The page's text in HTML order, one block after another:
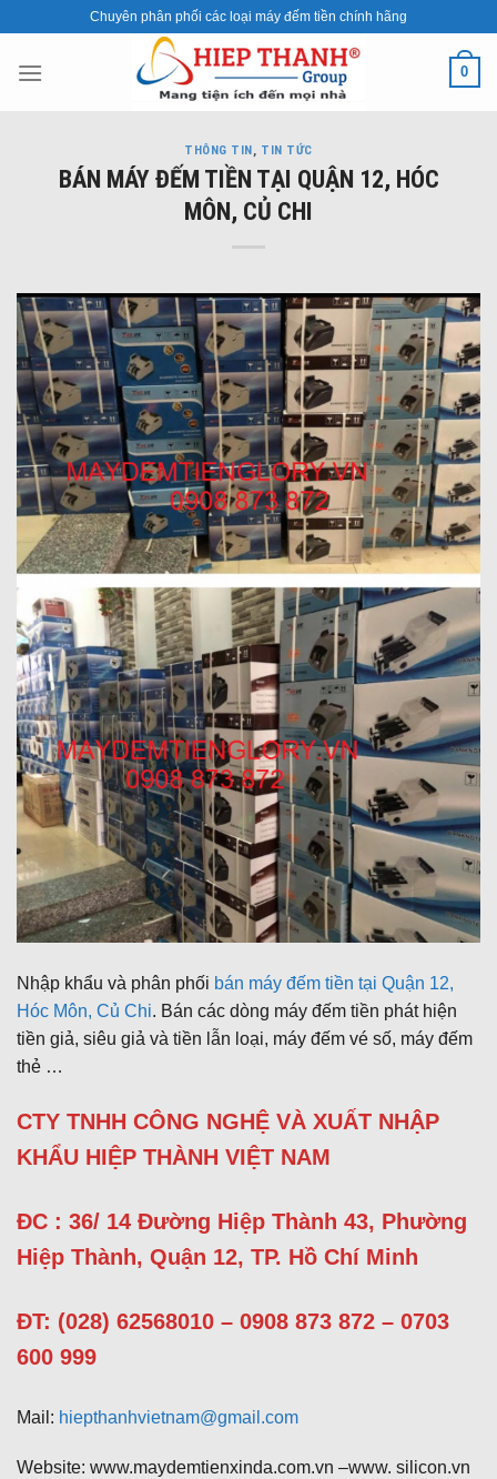
content
Chuyên phân phối các loại máy đếm tiền chính hãng
0
THÔNG TIN, TIN TỨC
BÁN MÁY ĐẾM TIỀN TẠI QUẬN 12, HÓC
MÔN, CỦ CHI
Nhập khẩu và phân phối bán máy đếm tiền tại Quận 12,
Hóc Môn, Củ Chi. Bán các dòng máy đếm tiền phát hiện
tiền giả, siêu giả và tiền lẫn loại, máy đếm vé số, máy đếm
thẻ …
CTY TNHH CÔNG NGHỆ VÀ XUẤT NHẬP
KHẨU HIỆP THÀNH VIỆT NAM
ĐC : 36/ 14 Đường Hiệp Thành 43, Phường
Hiệp Thành, Quận 12, TP. Hồ Chí Minh
ĐT: (028) 62568010 – 0908 873 872 – 0703
600 999
Mail: hiepthanhvietnam@gmail.com
Website: www.maydemtienxinda.com.vn –www. silicon.vn